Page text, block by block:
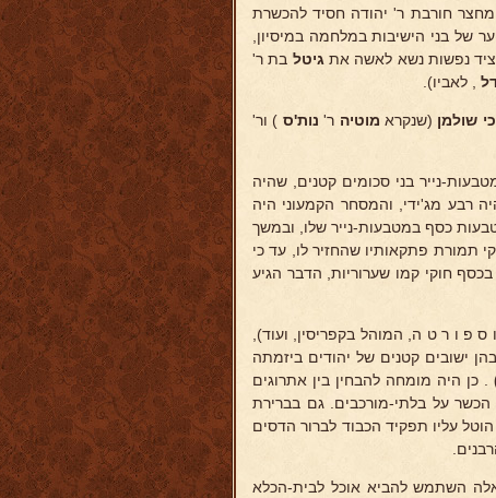
חורבת ר' יהודה חסיד להכשרת
של בני הישיבות במלחמה במיסיון,
ציד נפשות נשא לאשה את גיטל בת ר'
, לאביו).
שולמן (שנקרא מוטיה ר' נות'ס ) ור'
נייר בני סכומים קטנים, שהיה
רבע מג'ידי, והמסחר הקמעוני היה
כסף במטבעות-נייר שלו, ובמשך
תמורת פתקאותיו שהחזיר לו, עד כי
חוקי קמו שערוריות, הדבר הגיע
פ ו ר ט ה, המוהל בקפריסין, ועוד),
ישובים קטנים של יהודים ביזמתה
. כן היה מומחה להבחין בין אתרוגים
הכשר על בלתי-מורכבים. גם בברירת
עליו תפקיד הכבוד לברור הדסים
השתמש להביא אוכל לבית-הכלא